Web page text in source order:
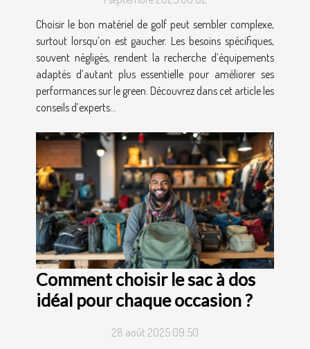
Choisir le bon matériel de golf peut sembler complexe,
surtout lorsqu’on est gaucher. Les besoins spécifiques,
souvent négligés, rendent la recherche d’équipements
adaptés d’autant plus essentielle pour améliorer ses
performances sur le green. Découvrez dans cet article les
conseils d’experts...
Comment choisir le sac à dos
idéal pour chaque occasion ?
28 août 2025 09:50